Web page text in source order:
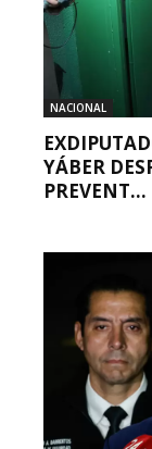
NACIONAL
YÁBER
PREVENT...